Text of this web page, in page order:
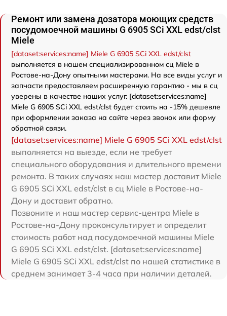
Ремонт или замена дозатора моющих средств
посудомоечной машины G 6905 SCi XXL edst/clst
Miele
[dataset:services:name] Miele G 6905 SCi XXL edst/clst
выполняется в нашем специализированном сц Miele в
Ростове-на-Дону опытными мастерами. На все виды услуг и
запчасти предоставляем расширенную гарантию - мы в сц
уверены в качестве наших услуг. [dataset:services:name]
Miele G 6905 SCi XXL edst/clst будет стоить на -15% дешевле
при оформлении заказа на сайте через звонок или форму
обратной связи.
[dataset:services:name] Miele G 6905 SCi XXL edst/clst
выполняется на выезде, если не требует
специального оборудования и длительного времени
ремонта. В таких случаях наш мастер доставит Miele
G 6905 SCi XXL edst/clst в сц Miele в Ростове-на-
Дону и доставит обратно.
Позвоните и наш мастер сервис-центра Miele в
Ростове-на-Дону проконсультирует и определит
стоимость работ над посудомоечной машины Miele
G 6905 SCi XXL edst/clst. [dataset:services:name]
Miele G 6905 SCi XXL edst/clst по нашей статистике в
среднем занимает 3-4 часа при наличии деталей.